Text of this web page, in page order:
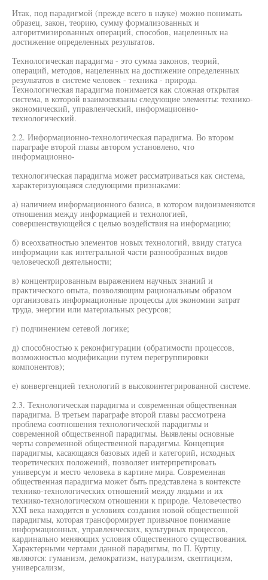
Итак, под парадигмой (прежде всего в науке) можно понимать
образец, закон, теорию, сумму формализованных и
алгоритмизированных операций, способов, нацеленных на
достижение определенных результатов.
Технологическая парадигма - это сумма законов, теорий,
операций, методов, нацеленных на достижение определенных
результатов в системе человек - техника - природа.
Технологическая парадигма понимается как сложная открытая
система, в которой взаимосвязаны следующие элементы: технико-
экономический, управленческий, информационно-
технологический.
2.2. Информационно-технологическая парадигма. Во втором
параграфе второй главы автором установлено, что
информационно-
технологическая парадигма может рассматриваться как система,
характеризующаяся следующими признаками:
а) наличием информационного базиса, в котором видоизменяются
отношения между информацией и технологией,
совершенствующейся с целью воздействия на информацию;
б) всеохватностью элементов новых технологий, ввиду статуса
информации как интегральной части разнообразных видов
человеческой деятельности;
в) концентрированным выражением научных знаний и
практического опыта, позволяющим рациональным образом
организовать информационные процессы для экономии затрат
труда, энергии или материальных ресурсов;
г) подчинением сетевой логике;
д) способностью к реконфигурации (обратимости процессов,
возможностью модификации путем перегруппировки
компонентов);
е) конвергенцией технологий в высокоинтегрированной системе.
2.3. Технологическая парадигма и современная общественная
парадигма. В третьем параграфе второй главы рассмотрена
проблема соотношения технологической парадигмы и
современной общественной парадигмы. Выявлены основные
черты современной общественной парадигмы. Концепция
парадигмы, касающаяся базовых идей и категорий, исходных
теоретических положений, позволяет интерпретировать
универсум и место человека в картине мира. Современная
общественная парадигма может быть представлена в контексте
технико-технологических отношений между людьми и их
технико-технологическом отношении к природе. Человечество
XXI века находится в условиях создания новой общественной
парадигмы, которая трансформирует привычное понимание
информационных, управленческих, культурных процессов,
кардинально меняющих условия общественного существования.
Характерными чертами данной парадигмы, по П. Куртцу,
являются: гуманизм, демократизм, натурализм, скептицизм,
универсализм,